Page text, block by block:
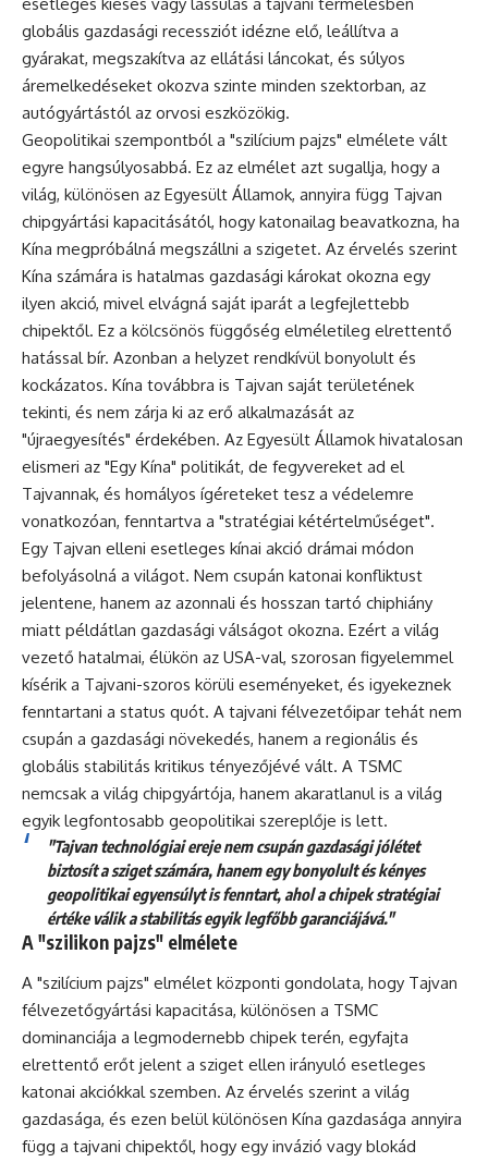
globális gazdasági recessziót idézne elő, leállítva a
gyárakat, megszakítva az ellátási láncokat, és súlyos
áremelkedéseket okozva szinte minden szektorban, az
autógyártástól az orvosi eszközökig.
Geopolitikai szempontból a "szilícium pajzs" elmélete vált
egyre hangsúlyosabbá. Ez az elmélet azt sugallja, hogy a
világ, különösen az Egyesült Államok, annyira függ Tajvan
chipgyártási kapacitásától, hogy katonailag beavatkozna, ha
Kína megpróbálná megszállni a szigetet. Az érvelés szerint
Kína számára is hatalmas gazdasági károkat okozna egy
ilyen akció, mivel elvágná saját iparát a legfejlettebb
chipektől. Ez a kölcsönös függőség elméletileg elrettentő
hatással bír. Azonban a helyzet rendkívül bonyolult és
kockázatos. Kína továbbra is Tajvan saját területének
tekinti, és nem zárja ki az erő alkalmazását az
"újraegyesítés" érdekében. Az Egyesült Államok hivatalosan
elismeri az "Egy Kína" politikát, de fegyvereket ad el
Tajvannak, és homályos ígéreteket tesz a védelemre
vonatkozóan, fenntartva a "stratégiai kétértelműséget".
Egy Tajvan elleni esetleges kínai akció drámai módon
befolyásolná a világot. Nem csupán katonai konfliktust
jelentene, hanem az azonnali és hosszan tartó chiphiány
miatt példátlan gazdasági válságot okozna. Ezért a világ
vezető hatalmai, élükön az USA-val, szorosan figyelemmel
kísérik a Tajvani-szoros körüli eseményeket, és igyekeznek
fenntartani a status quót. A tajvani félvezetőipar tehát nem
csupán a gazdasági növekedés, hanem a regionális és
globális stabilitás kritikus tényezőjévé vált. A TSMC
nemcsak a világ chipgyártója, hanem akaratlanul is a világ
egyik legfontosabb geopolitikai szereplője is lett.
"Tajvan technológiai ereje nem csupán gazdasági jólétet
biztosít a sziget számára, hanem egy bonyolult és kényes
geopolitikai egyensúlyt is fenntart, ahol a chipek stratégiai
értéke válik a stabilitás egyik legfőbb garanciájává."
A "szilikon pajzs" elmélete
A "szilícium pajzs" elmélet központi gondolata, hogy Tajvan
félvezetőgyártási kapacitása, különösen a TSMC
dominanciája a legmodernebb chipek terén, egyfajta
elrettentő erőt jelent a sziget ellen irányuló esetleges
katonai akciókkal szemben. Az érvelés szerint a világ
gazdasága, és ezen belül különösen Kína gazdasága annyira
függ a tajvani chipektől, hogy egy invázió vagy blokád